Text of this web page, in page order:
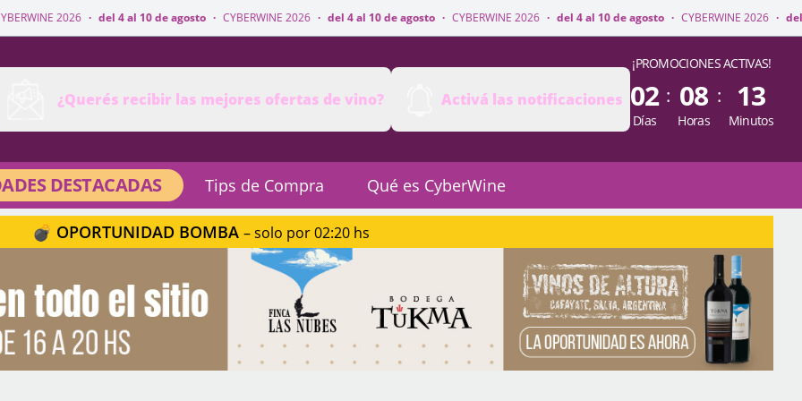
· del 4 al 10 de agosto · CYBERWINE 2026 · del 4 al 10 de agosto · CYBERWINE 2026 · del 4 al 10 de agosto · CYBERWINE 2026 · del 4 al 10 de
¿Querés recibir las mejores ofertas de vino?
Activá las notificaciones
¡PROMOCIONES ACTIVAS!
02
Días
: 08
Horas
: 13
Minutos
DESTACADAS Tips de Compra Qué es CyberWine
💣 OPORTUNIDAD BOMBA – solo por 02:20 hs